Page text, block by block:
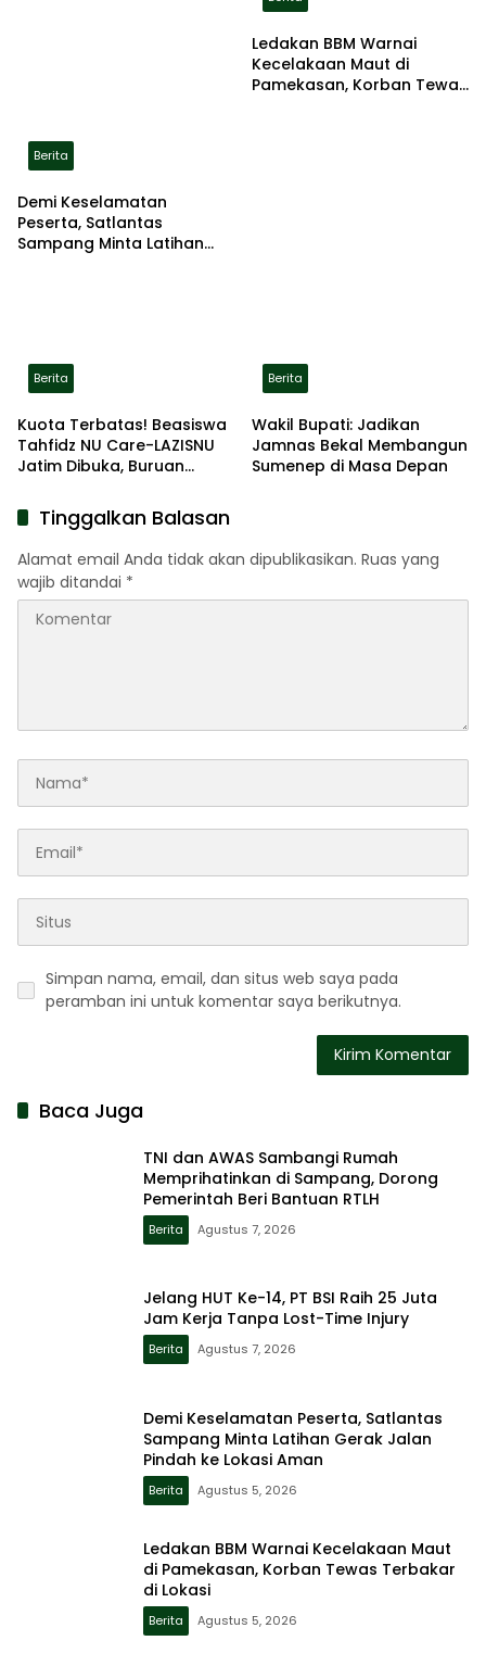
Berita
Demi Keselamatan
Peserta, Satlantas
Sampang Minta Latihan
Ledakan BBM Warnai
Kecelakaan Maut di
Pamekasan, Korban Tewas
Berita
Kuota Terbatas! Beasiswa
Tahfidz NU Care-LAZISNU
Jatim Dibuka, Buruan
Berita
Wakil Bupati: Jadikan
Jamnas Bekal Membangun
Sumenep di Masa Depan
Tinggalkan Balasan
Alamat email Anda tidak akan dipublikasikan. Ruas yang
wajib ditandai *
Simpan nama, email, dan situs web saya pada
peramban ini untuk komentar saya berikutnya.
Baca Juga
TNI dan AWAS Sambangi Rumah
Memprihatinkan di Sampang, Dorong
Pemerintah Beri Bantuan RTLH
Berita Agustus 7, 2026
Jelang HUT Ke-14, PT BSI Raih 25 Juta
Jam Kerja Tanpa Lost-Time Injury
Berita Agustus 7, 2026
Demi Keselamatan Peserta, Satlantas
Sampang Minta Latihan Gerak Jalan
Pindah ke Lokasi Aman
Berita Agustus 5, 2026
Ledakan BBM Warnai Kecelakaan Maut
di Pamekasan, Korban Tewas Terbakar
di Lokasi
Berita Agustus 5, 2026